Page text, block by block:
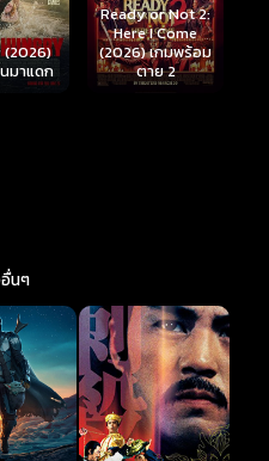
(2026)
มาแดก
Ready or Not 2:
Here I Come
(2026) เกมพร้อม
ตาย 2
นๆ